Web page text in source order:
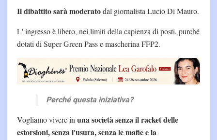
Il dibattito sarà moderatodal giornalista Lucio Di Mauro.
L' ingresso è libero, nei limiti della capienza di posti, purché
dotati di Super Green Pass e mascherina FFP2.
Perché questa iniziativa?
Vogliamo vivere inuna società senza il racket delle
estorsioni, senza l'usura, senza le mafie e la